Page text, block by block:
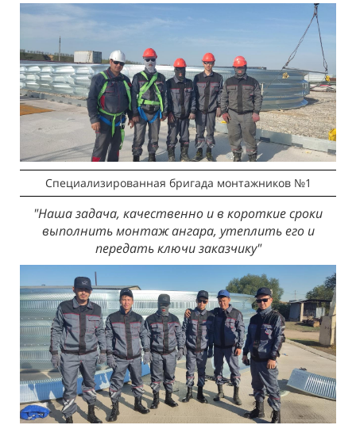
Специализированная бригада монтажников №1
"Наша задача, качественно и в короткие сроки
выполнить монтаж ангара, утеплить его и
передать ключи заказчику"